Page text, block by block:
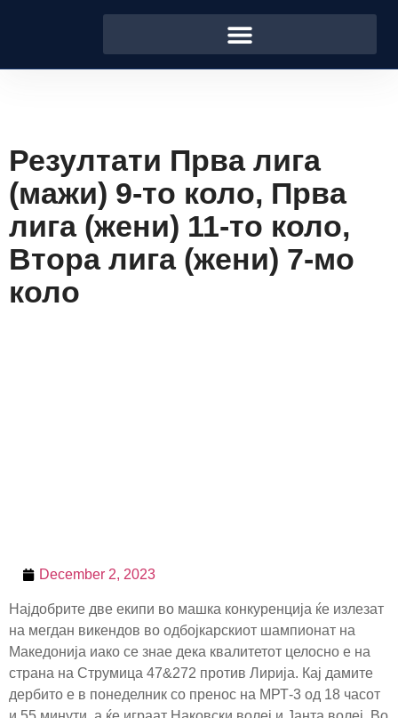
Резултати Прва лига
(мажи) 9-то коло, Прва
лига (жени) 11-то коло,
Втора лига (жени) 7-мо
коло
December 2, 2023
Најдобрите две екипи во машка конкуренција ќе излезат
на мегдан викендов во одбојкарскиот шампионат на
Македонија иако се знае дека квалитетот целосно е на
страна на Струмица 47&272 против Лирија. Кај дамите
дербито е в понеделник со пренос на МРТ-3 од 18 часот